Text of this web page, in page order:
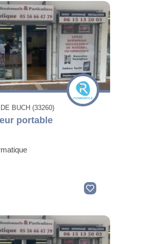
BUCH (33260)
portable